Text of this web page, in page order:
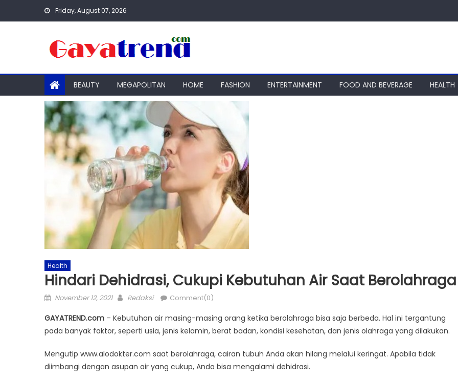
Friday, August 07, 2026
BEAUTY MEGAPOLITAN HOME FASHION ENTERTAINMENT FOOD AND BEVERAGE HEALTH
Health
Hindari Dehidrasi, Cukupi Kebutuhan Air Saat Berolahraga
Posted
November 12, 2021 Author
Redaksi Comment(0)
GAYATREND.com – Kebutuhan air masing-masing orang ketika berolahraga bisa saja berbeda. Hal ini tergantung
pada banyak faktor, seperti usia, jenis kelamin, berat badan, kondisi kesehatan, dan jenis olahraga yang dilakukan.
Mengutip www.alodokter.com saat berolahraga, cairan tubuh Anda akan hilang melalui keringat. Apabila tidak
diimbangi dengan asupan air yang cukup, Anda bisa mengalami dehidrasi.